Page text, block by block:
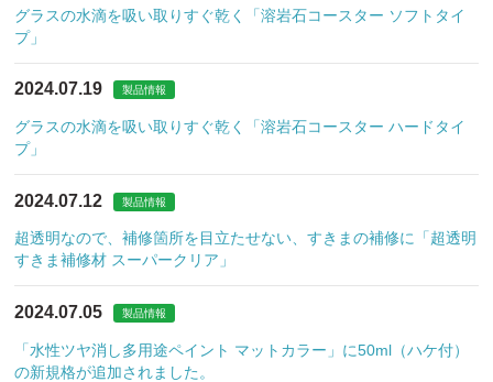
グラスの水滴を吸い取りすぐ乾く「溶岩石コースター ソフトタイ
プ」
2024.07.19 製品情報
グラスの水滴を吸い取りすぐ乾く「溶岩石コースター ハードタイ
プ」
2024.07.12 製品情報
超透明なので、補修箇所を目立たせない、すきまの補修に「超透明
すきま補修材 スーパークリア」
2024.07.05 製品情報
「水性ツヤ消し多用途ペイント マットカラー」に50ml（ハケ付）
の新規格が追加されました。